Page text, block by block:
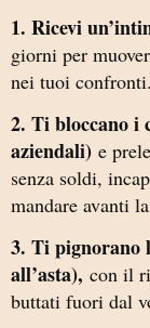
1. Ricevi
giorni per
nei tuoi confronti.
2. Ti bloccano i
aziendali) e
senza soldi,
mandare avanti
3. Ti pignorano
all’asta), con il
buttati fuori dal